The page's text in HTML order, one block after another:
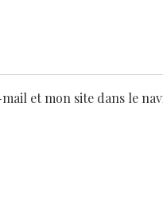
et mon site dans le